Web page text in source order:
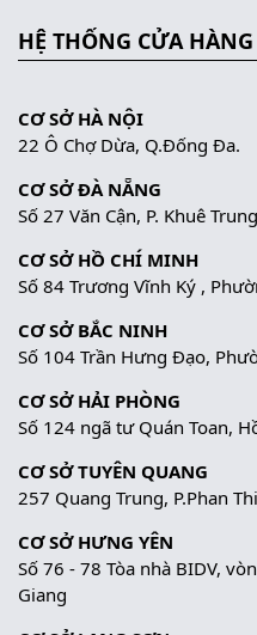
HỆ THỐNG CỬA
CƠ SỞ HÀ NỘI
22 Ô Chợ Dừa, Q.Đống Đa.
CƠ SỞ ĐÀ NẴNG
Số 27 Văn Cận, P. Khuê Trung
CƠ SỞ HỒ CHÍ MINH
Số 84 Trương Vĩnh Ký ,
CƠ SỞ BẮC NINH
Số 104 Trần Hưng Đạo,
CƠ SỞ HẢI PHÒNG
Số 124 ngã tư Quán Toan,
CƠ SỞ TUYÊN QUANG
257 Quang Trung, P.Phan
CƠ SỞ HƯNG YÊN
Số 76 - 78 Tòa nhà BIDV,
Giang